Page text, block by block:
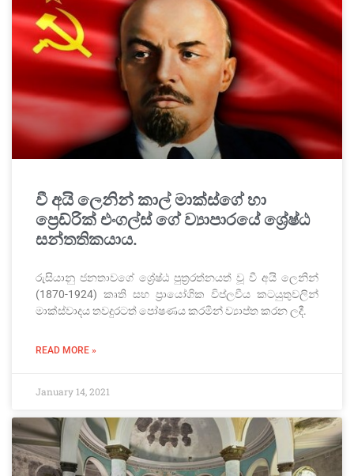
වී අයි ලෙනින් කාල් මාක්ස්ගේ හා
ප්‍රෙඩ්රික් එංගල්ස් ගේ ව්‍යාපාරයේ ශ්‍රේෂ්ඨ
සන්තතිකයාය.
රුසියානු ජනතාවගේ ශ්‍රේෂ්ඨ පුත්‍රරත්නයත් වූ වී අයි ලෙනින්
(1870-1924) කෘති සහ ප්‍රායෝගික විප්ලවීය කටයුතුවලින්
මාක්ස්වාදය තවදුරටත් පෝෂණය කරමින් ව්‍යාප්ත කරන ලදී.
READ MORE »
January 14, 2021